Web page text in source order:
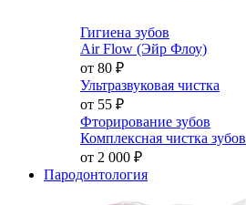
Гигиена зубов
Air Flow (Эйр Флоу)
от 80 ₽
Ультразвуковая чистка
от 55 ₽
Фторирование зубов
Комплексная чистка зубов
от 2 000 ₽
Пародонтология